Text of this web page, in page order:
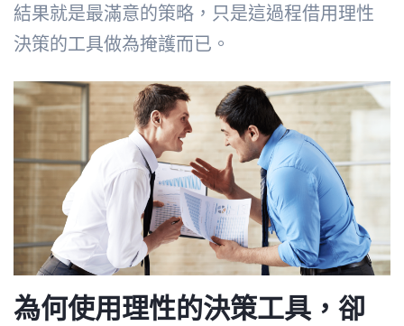
結果就是最滿意的策略，只是這過程借用理性
決策的工具做為掩護而已。
為何使用理性的決策工具，卻